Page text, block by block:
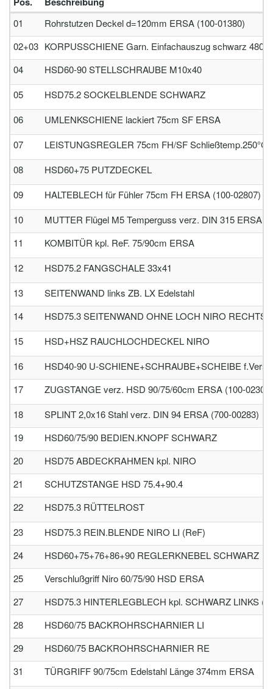
01
Rohrstutzen Deckel d=120mm ERSA (100-01380)
02+03 KORPUSSCHIENE Garn. Einfachauszug schwarz
04
HSD60-90 STELLSCHRAUBE M10x40
05
HSD75.2 SOCKELBLENDE SCHWARZ
06
UMLENKSCHIENE lackiert 75cm SF ERSA
07
LEISTUNGSREGLER 75cm FH/SF Schließtemp.250°C
08
HSD60+75 PUTZDECKEL
09
HALTEBLECH für Fühler 75cm FH ERSA (100-02807)
10
MUTTER Flügel M5 Temperguss verz. DIN 315 ERSA
11
KOMBITÜR kpl. ReF. 75/90cm ERSA
12
HSD75.2 FANGSCHALE 33x41
13
SEITENWAND links ZB. LX Edelstahl
14
HSD75.3 SEITENWAND OHNE LOCH NIRO RECHTS
15
HSD+HSZ RAUCHLOCHDECKEL NIRO
16
HSD40-90 U-SCHIENE+SCHRAUBE+SCHEIBE
17
ZUGSTANGE verz. HSD 90/75/60cm ERSA (100-02306)
18
SPLINT 2,0x16 Stahl verz. DIN 94 ERSA (700-00283)
19
HSD60/75/90 BEDIEN.KNOPF SCHWARZ
20
HSD75 ABDECKRAHMEN kpl. NIRO
21
SCHUTZSTANGE HSD 75.4+90.4
22
HSD75.3 RÜTTELROST
23
HSD75.3 REIN.BLENDE NIRO LI (ReF)
24
HSD60+75+76+86+90 REGLERKNEBEL SCHWARZ
25
Verschlußgriff Niro 60/75/90 HSD ERSA
27
HSD75.3 HINTERLEGBLECH kpl. SCHWARZ LINKS
28
HSD60/75 BACKROHRSCHARNIER LI
29
HSD60/75 BACKROHRSCHARNIER RE
31
TÜRGRIFF 90/75cm Edelstahl Länge 374mm ERSA